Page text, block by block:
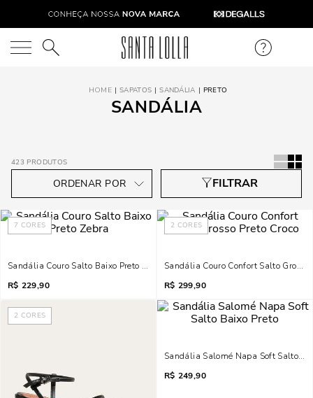
O que você está procurando?
SAPATOS SANDÁLIA PRETO
SANDÁLIA
423 PRODUTOS
7 CORES
Sandália Couro Salto Baixo Preto Zebra
R$ 229,90
2 CORES
Sandália Couro Confort Salto Grosso
R$ 299,90
2 CORES
Sandália Salomé Napa Soft Salto
R$ 249,90